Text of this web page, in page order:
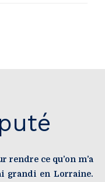
rendre ce qu’on m’a
grandi en Lorraine.